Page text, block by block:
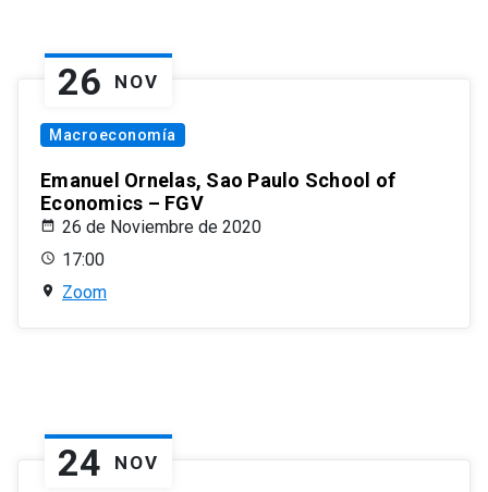
26 NOV
Macroeconomía
Emanuel Ornelas, Sao Paulo School of
Economics – FGV
26 de Noviembre de 2020
17:00
Zoom
24 NOV